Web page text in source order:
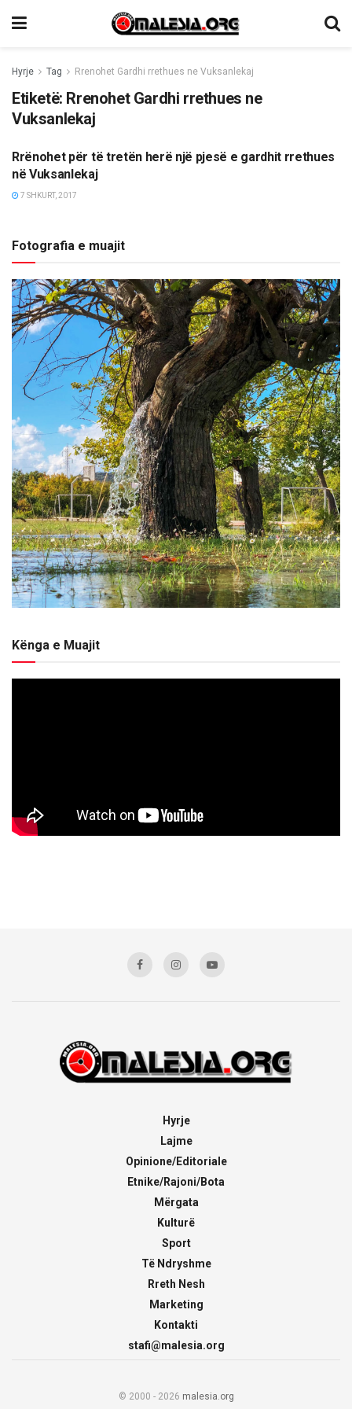
Hyrje Tag Rrenohet Gardhi rrethues ne Vuksanlekaj
Etiketë: Rrenohet Gardhi rrethues ne
Vuksanlekaj
LAJME
Rrënohet për të tretën herë një pjesë e gardhit rrethues
në Vuksanlekaj
7 SHKURT, 2017
Fotografia e muajit
Kënga e Muajit
Hyrje
Lajme
Opinione/Editoriale
Etnike/Rajoni/Bota
Mërgata
Kulturë
Sport
Të Ndryshme
Rreth Nesh
Marketing
Kontakti
stafi@malesia.org
© 2000 - 2026 malesia.org